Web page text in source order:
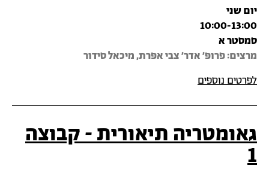
יום שני
10:00-13:00
מרצים: פרופ' אדר' צבי אפרת, מיכאל סידור
סמסטר א
לפרטים נוספים
גאומטריה תיאורית - קבוצה
1